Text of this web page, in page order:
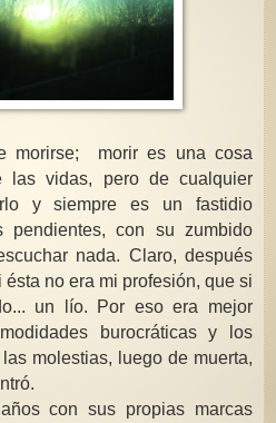
morirse; morir es una cosa
las vidas, pero de cualquier
y siempre es un fastidio
pendientes, con su zumbido
nada. Claro, después
no era mi profesión, que si
un lío. Por eso era mejor
burocráticas y los
molestias, luego de muerta,
con sus propias marcas